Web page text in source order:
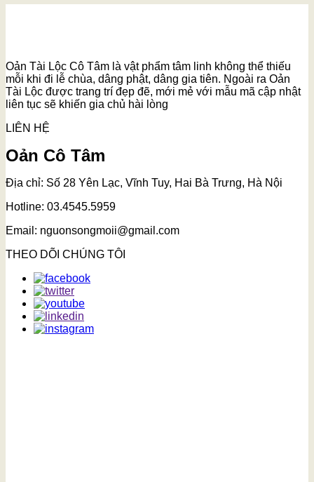
Oản Tài Lộc Cô Tâm là vật phẩm tâm linh không thể thiếu
mỗi khi đi lễ chùa, dâng phật, dâng gia tiên. Ngoài ra Oản
Tài Lộc được trang trí đẹp đẽ, mới mẻ với mẫu mã cập nhật
liên tục sẽ khiến gia chủ hài lòng
LIÊN HỆ
Oản Cô Tâm
Địa chỉ: Số 28 Yên Lạc, Vĩnh Tuy, Hai Bà Trưng, Hà Nội
Hotline: 03.4545.5959
Email: nguonsongmoii@gmail.com
THEO DÕI CHÚNG TÔI